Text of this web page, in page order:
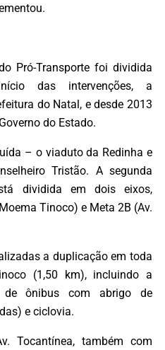
Pró-Transporte foi dividida
das intervenções, a
do Natal, e desde 2013
do Estado.
– o viaduto da Redinha e
Tristão. A segunda
dividida em dois eixos,
Tinoco) e Meta 2B (Av.
a duplicação em toda
(1,50 km), incluindo a
de ônibus com abrigo de
e ciclovia.
Tocantínea, também com